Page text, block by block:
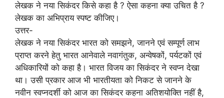
लेखक ने नया सिकंदर किसे कहा है ? ऐसा कहना क्या उचित है ?
लेखक का अभिप्राय स्पष्ट कीजिए।
उत्तर-
लेखक ने नया सिकंदर भारत को समझने, जानने एवं सम्पूर्ण लाभ
प्राप्त करने हेतु भारत आनेवाले नवागंतुक, अन्वेषकों, पर्यटकों एवं
अधिकारियों को कहा है। भारत विजय का सिकंदर ने स्वप्न देखा
था। उसी प्रकार आज भी भारतीयता को निकट से जानने के
नवीन स्वप्नदर्शी को आज का सिकंदर कहना अतिशयोक्ति नहीं है,